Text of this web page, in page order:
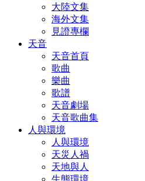
大陸文集
海外文集
見證專欄
天音
天音首頁
歌曲
樂曲
歌譜
天音劇場
天音歌曲集
人與環境
人與環境
天災人禍
天地與人
生態環境